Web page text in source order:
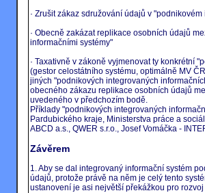
· Zrušit zákaz sdružování údajů v
· Obecně zakázat replikace osobních údajů
informačními systémy"
· Taxativně v zákoně vyjmenovat ty konkrétní
(gestor celostátního systému, optimálně MV
jiných "podnikových integrovaných
obecného zákazu replikace osobních údajů
uvedeného v předchozím bodě.
Příklady "podnikových integrovaných
Pardubického kraje, Ministerstva práce a
ABCD a.s., QWER s.r.o., Josef Vomáčka -
Závěrem
1. Aby se dal integrovaný informační systém
údajů, protože právě na něm je celý tento
ustanovení je asi největší překážkou pro